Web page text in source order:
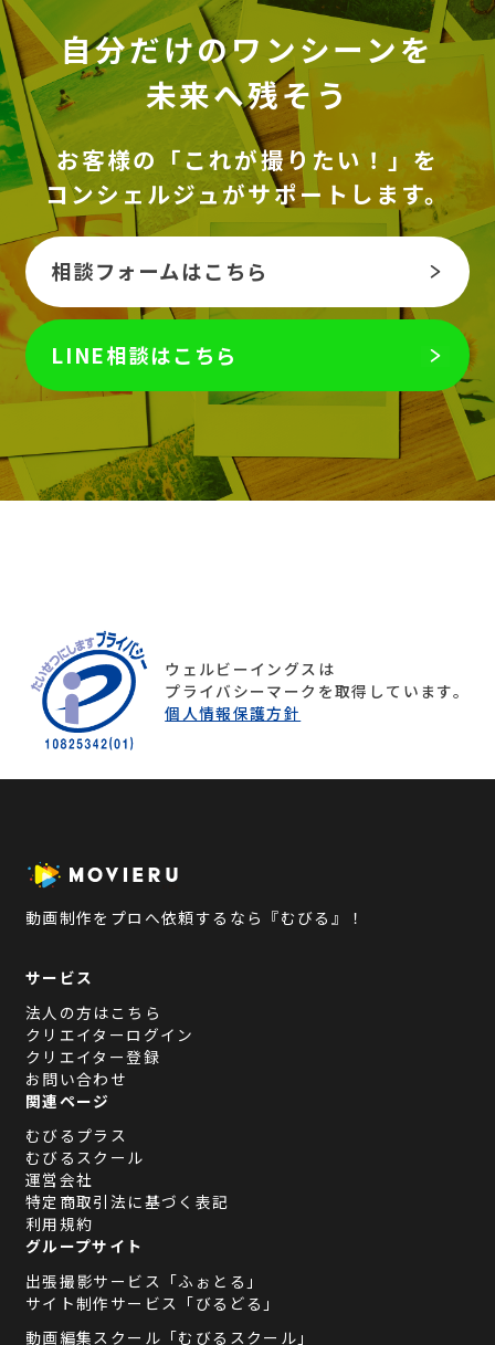
自分だけのワンシーンを
未来へ残そう
お客様の「これが撮りたい！」を
コンシェルジュがサポートします。
相談フォームはこちら
LINE相談はこちら
ウェルビーイングスは
プライバシーマークを取得しています。
個人情報保護方針
動画制作をプロへ依頼するなら『むびる』！
サービス
法人の方はこちら
クリエイターログイン
クリエイター登録
お問い合わせ
関連ページ
むびるプラス
むびるスクール
運営会社
特定商取引法に基づく表記
利用規約
グループサイト
出張撮影サービス「ふぉとる」
サイト制作サービス「びるどる」
動画編集スクール「むびるスクール」